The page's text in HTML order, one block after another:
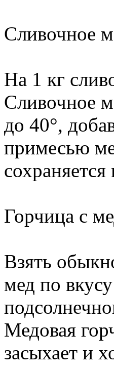
Сливочное
На 1 кг
Сливочное
до 40°,
примесью
Горчица с
Взять
мед по
Медовая
засыхает и